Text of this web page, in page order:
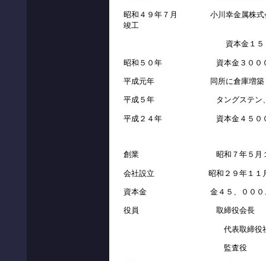
昭和４９年７月 小川幸金属株式会
竣工
資本金１５００万
昭和５０年 資本金３０００
平成元年 同所に倉庫増築
平成５年 タングステン、モリ
平成２４年 資本金４５００
創業 昭和７年５月１
会社設立 昭和２９年１１月
資本金 金４５、０００、
役員 取締役会長
代表取締役社長
監査役 小